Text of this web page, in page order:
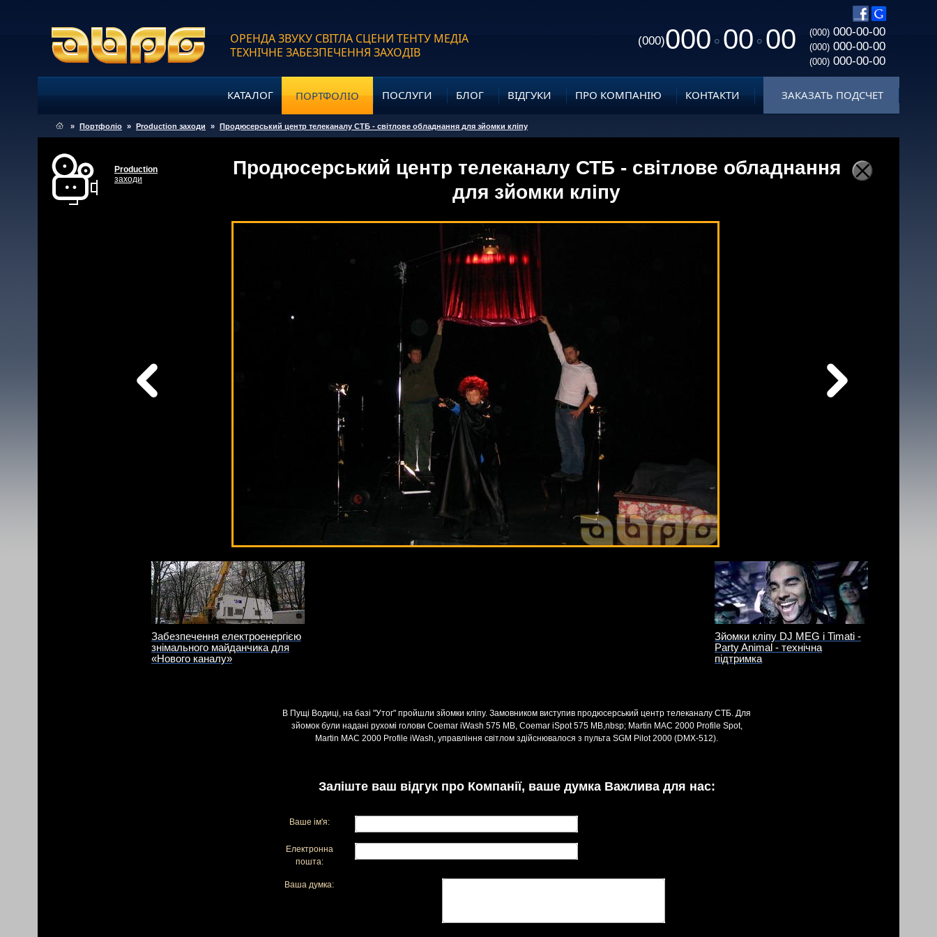
ОРЕНДА ЗВУКУ СВІТЛА СЦЕНИ ТЕНТУ МЕДІА
ТЕХНІЧНЕ ЗАБЕЗПЕЧЕННЯ ЗАХОДІВ
(000)000 00 00 (000) 000-00-00
(000) 000-00-00
(000) 000-00-00
КАТАЛОГ ПОРТФОЛІО ПОСЛУГИ БЛОГ ВІДГУКИ ПРО КОМПАНІЮ КОНТАКТИ ЗАКАЗАТЬ ПОДСЧЕТ
» Портфоліо » Production заходи » Продюсерський центр телеканалу СТБ - світлове обладнання для зйомки кліпу
Production
заходи
Продюсерський центр телеканалу СТБ - світлове обладнання
для зйомки кліпу
Забезпечення електроенергією
знімального майданчика для
«Нового каналу»
Зйомки кліпу DJ MEG і Timati -
Party Animal - технічна
підтримка
В Пущі Водиці, на базі "Утог" пройшли зйомки кліпу. Замовником виступив продюсерський центр телеканалу СТБ. Для
зйомок були надані рухомі голови Coemar iWash 575 MB, Coemar iSpot 575 MB,nbsp; Martin MAC 2000 Profile Spot,
Martin MAC 2000 Profile iWash, управління світлом здійснювалося з пульта SGM Pilot 2000 (DMX-512).
Заліште ваш відгук про Компанії, ваше думка Важлива для нас:
Ваше ім'я:
Електронна
пошта:
Ваша думка: